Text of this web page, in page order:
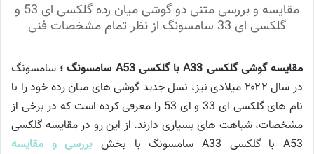
مقایسه و بررسی متنی دو گوشی میان رده گلکسی ای 53 و
گلکسی ای 33 سامسونگ از نظر تمام مشخصات فنی
مقایسه گوشی گلکسی A33 با گلکسی A53 سامسونگ ؛
سامسونگ
در سال ۲۰۲۲ میلادی نیز، نسل جدید گوشی های میان رده خود را با
نام های گلکسی ای 33 و ای 53 را معرفی کرده است که در برخی از
مشخصات، شباهت های بسیاری دارند. از این رو در مقایسه گلکسی
A53 با گلکسی A33 سامسونگ با بخش
بررسی و مقایسه